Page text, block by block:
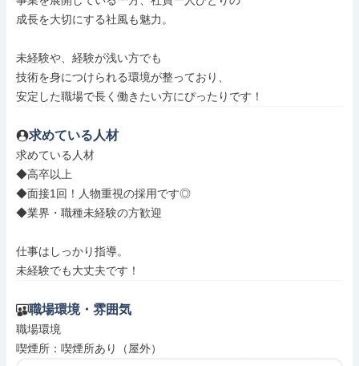
成長を大切にする社風も魅力。
未経験や、経験が浅い方でも
技術を身につけられる環境が整っており、
安定した職場で長く働きたい方にぴったりです！
求めている人材
求めている人材
◆高卒以上
◆面接1回！人物重視の採用です◎
◆業界・職種未経験の方歓迎
仕事はしっかり指導。
未経験でも大丈夫です！
職場環境・雰囲気
職場環境
喫煙所：喫煙所あり（屋外）